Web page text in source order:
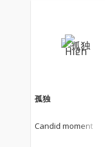
孤独
Candid moment